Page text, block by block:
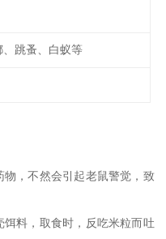
跳蚤、白蚁等
，不然会引起老鼠警觉，致
料，取食时，反吃米粒而吐